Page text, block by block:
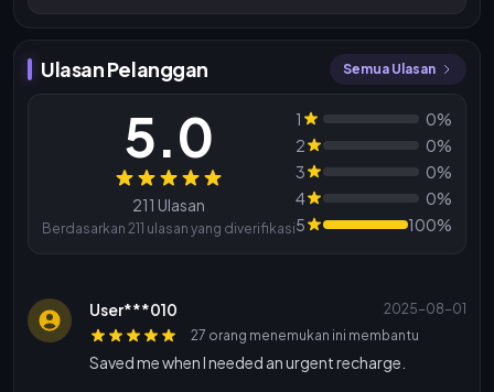
Ulasan Pelanggan Semua Ulasan
5.0
211 Ulasan
Berdasarkan 211 ulasan yang diverifikasi
1
0%
2
0%
3
0%
4
0%
5
100%
User***010
2025-08-01
27 orang menemukan ini membantu
Saved me when I needed an urgent recharge.